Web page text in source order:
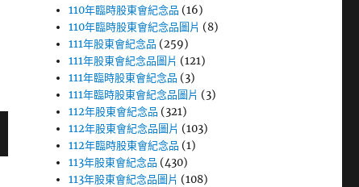
110年臨時股東會紀念品 (16)
110年臨時股東會紀念品圖片 (8)
111年股東會紀念品 (259)
111年股東會紀念品圖片 (121)
111年臨時股東會紀念品 (3)
111年臨時股東會紀念品圖片 (3)
112年股東會紀念品 (321)
112年股東會紀念品圖片 (103)
112年臨時股東會紀念品 (1)
113年股東會紀念品 (430)
113年股東會紀念品圖片 (108)